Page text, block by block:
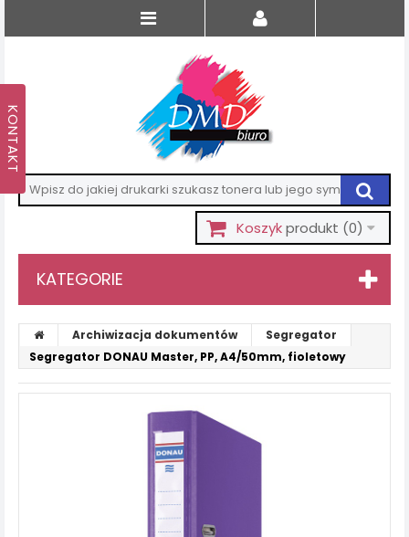
Koszykprodukt (0)
KATEGORIE
Archiwizacja dokumentów
Segregator
Segregator DONAU Master, PP, A4/50mm, fioletowy